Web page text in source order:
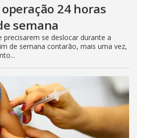
24 horas
semana
precisarem se deslocar durante a
de semana contarão, mais uma vez,